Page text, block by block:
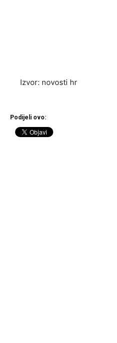
Izvor: novosti hr
Podijeli ovo: